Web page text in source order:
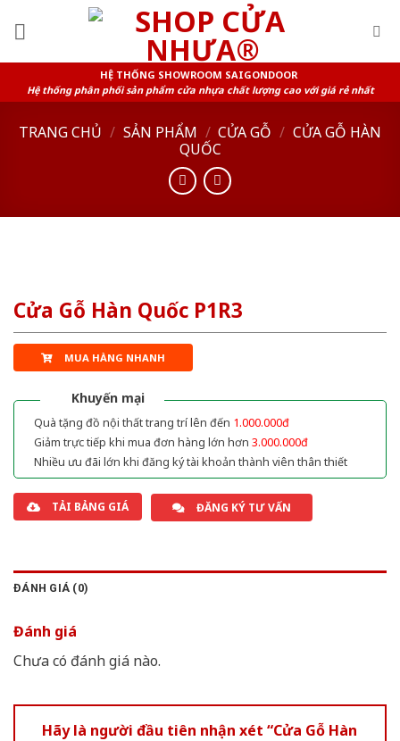
HỆ THỐNG SHOWROOM SAIGONDOOR
Hệ thống phân phối sản phẩm cửa nhựa chất lượng cao với giá rẻ nhất
TRANG CHỦ / SẢN PHẨM / CỬA GỖ / CỬA GỖ HÀN
QUỐC
Cửa Gỗ Hàn Quốc P1R3
MUA HÀNG NHANH
Khuyến mại
Quà tặng đồ nội thất trang trí lên đến 1.000.000đ
Giảm trực tiếp khi mua đơn hàng lớn hơn 3.000.000đ
Nhiều ưu đãi lớn khi đăng ký tài khoản thành viên thân thiết
TẢI BẢNG GIÁ ĐĂNG KÝ TƯ VẤN
ĐÁNH GIÁ (0)
Đánh giá
Chưa có đánh giá nào.
Hãy là người đầu tiên nhận xét “Cửa Gỗ Hàn